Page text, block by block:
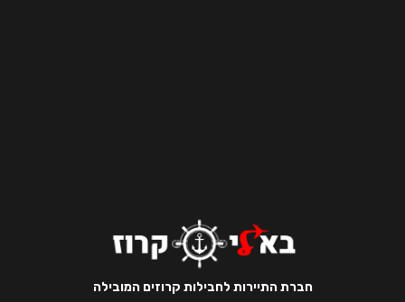
חברת התיירות לחבילות קרוזים המובילה